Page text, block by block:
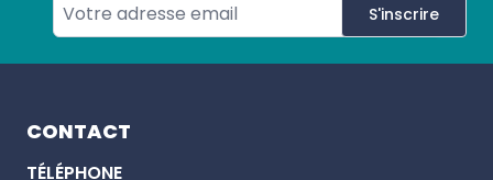
S'inscrire
CONTACT
TÉLÉPHONE